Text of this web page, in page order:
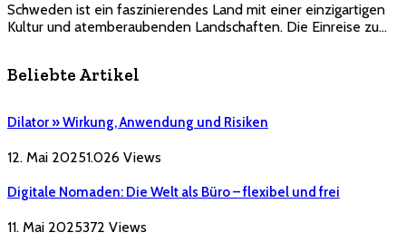
Schweden ist ein faszinierendes Land mit einer einzigartigen
Kultur und atemberaubenden Landschaften. Die Einreise zu…
Beliebte Artikel
Dilator » Wirkung, Anwendung und Risiken
12. Mai 20251.026 Views
Digitale Nomaden: Die Welt als Büro – flexibel und frei
11. Mai 2025372 Views